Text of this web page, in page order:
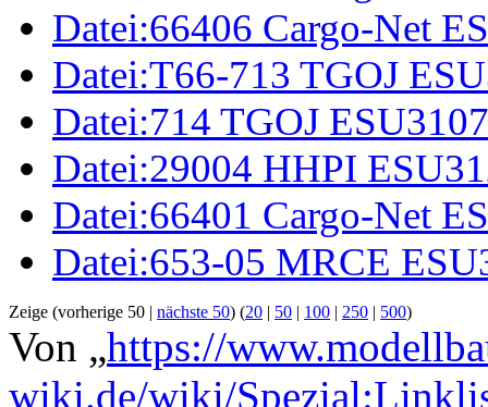
Datei:66406 Cargo-Net
Datei:T66-713 TGOJ
Datei:714 TGOJ
Datei:29004 HHPI
Datei:66401 Cargo-Net
Datei:653-05 MRCE
Zeige (vorherige 50 | nächste 50) (20 | 50 | 100 | 250 | 500)
Von „https://
wiki.de/wiki/